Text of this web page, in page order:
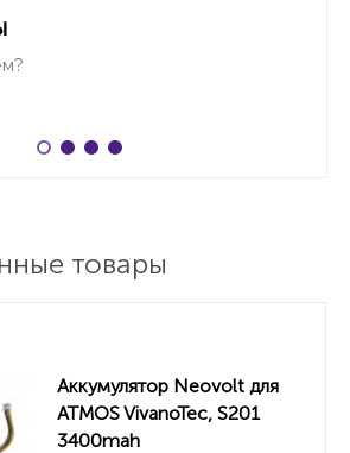
товары
Аккумулятор Neovolt для
ATMOS VivanoTec, S201
3400mah